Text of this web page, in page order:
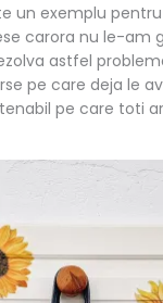
un exemplu
carora nu le-am
astfel
pe care deja le
pe care toti